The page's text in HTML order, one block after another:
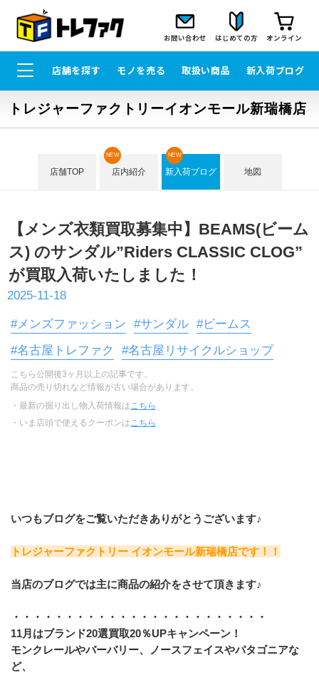
お問い合わせ はじめての方 オンライン
店舗を探す モノを売る 取扱い商品 新入荷ブログ
トレジャーファクトリーイオンモール新瑞橋店
店舗TOP 店内紹介
NEW
新入荷ブログ
NEW
地図
【メンズ衣類買取募集中】BEAMS(ビーム
ス) のサンダル”Riders CLASSIC CLOG”
が買取入荷いたしました！
2025-11-18
#メンズファッション #サンダル #ビームス
#名古屋トレファク
#名古屋リサイクルショップ
こちら公開後3ヶ月以上の記事です。
商品の売り切れなど情報が古い場合があります。
・最新の掘り出し物入荷情報は こちら
・いま店頭で使えるクーポンは こちら
いつもブログをご覧いただきありがとうございます♪
トレジャーファクトリー イオンモール新瑞橋店です！！
当店のブログでは主に商品の紹介をさせて頂きます♪
・・・・・・・・・・・・・・・・・・・・・・・・
11月はブランド20選買取20％UPキャンペーン！
モンクレールやバーバリー、ノースフェイスやパタゴニアな
ど、